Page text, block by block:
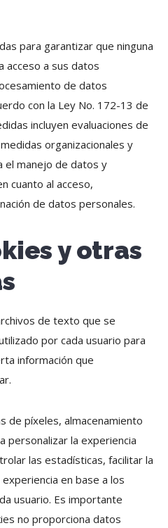
para garantizar que ninguna
acceso a sus datos
de datos
con la Ley No. 172-13 de
incluyen evaluaciones de
organizacionales y
el manejo de datos y
cuanto al acceso,
de datos personales.
y otras
de texto que se
por cada usuario para
información que
de píxeles, almacenamiento
personalizar la experiencia
las estadísticas, facilitar la
en base a los
usuario. Es importante
no proporciona datos